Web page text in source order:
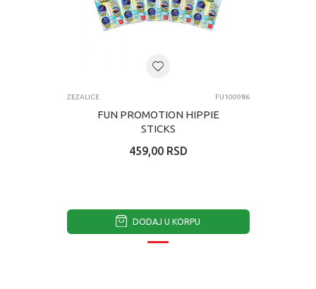
ZEZALICE FU100986
FUN PROMOTION HIPPIE
STICKS
459,00 RSD
DODAJ U KORPU